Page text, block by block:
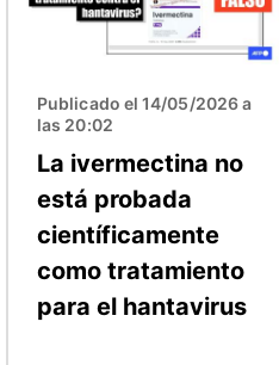
Publicado el 14/05/2026 a
las 20:02
La ivermectina no
está probada
científicamente
como tratamiento
para el hantavirus